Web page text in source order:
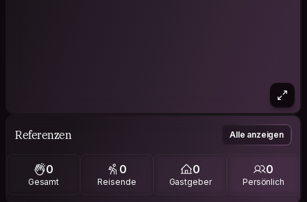
Referenzen Alle anzeigen
0
Gesamt
0
Reisende
0
Gastgeber
0
Persönlich